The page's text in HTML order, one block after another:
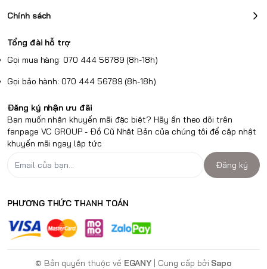
Chính sách
Tổng đài hỗ trợ
Gọi mua hàng: 070 444 56789 (8h-18h)
Gọi bảo hành: 070 444 56789 (8h-18h)
Đăng ký nhận ưu đãi
Bạn muốn nhận khuyến mãi đặc biệt? Hãy ấn theo dõi trên
fanpage VC GROUP - Đồ Cũ Nhật Bản của chúng tôi để cập nhật
khuyến mãi ngay lập tức
Đăng ký
PHƯƠNG THỨC THANH TOÁN
© Bản quyền thuộc về EGANY | Cung cấp bởi Sapo